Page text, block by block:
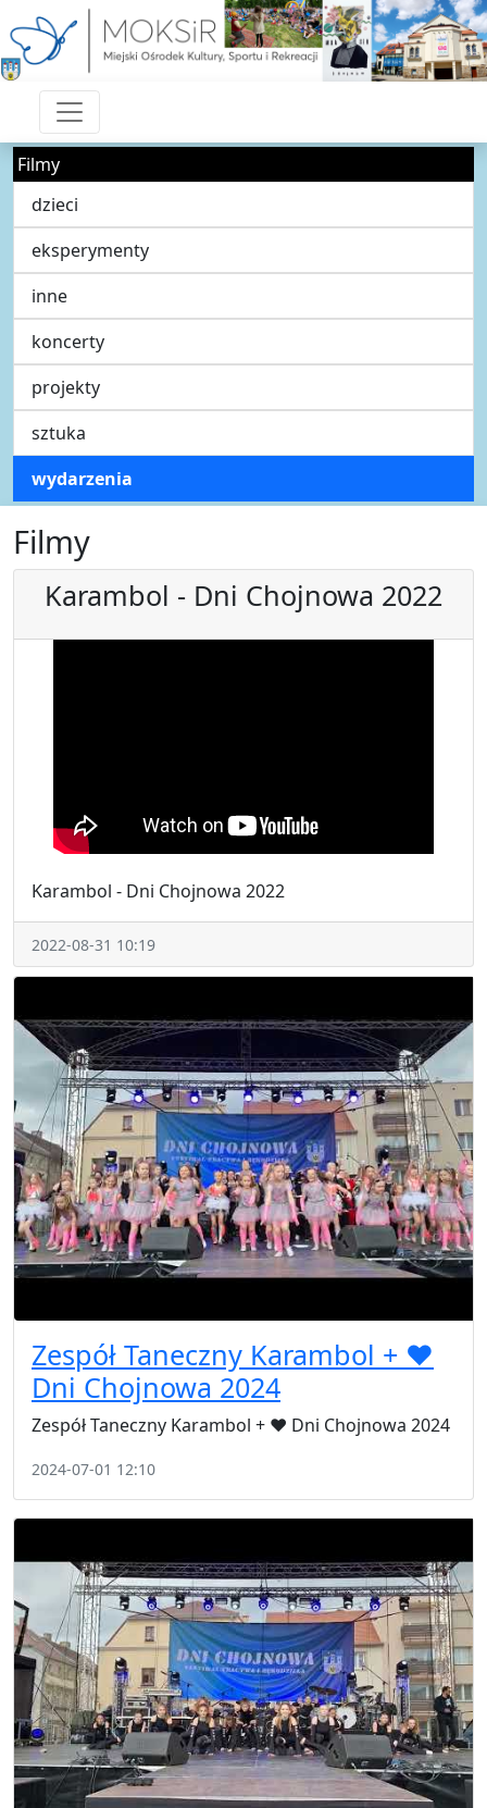
Filmy
dzieci
eksperymenty
inne
koncerty
projekty
sztuka
wydarzenia
Filmy
Karambol - Dni Chojnowa 2022
Karambol - Dni Chojnowa 2022
2022-08-31 10:19
Zespół Taneczny Karambol + ❤️
Dni Chojnowa 2024
Zespół Taneczny Karambol + ❤️ Dni Chojnowa 2024
2024-07-01 12:10